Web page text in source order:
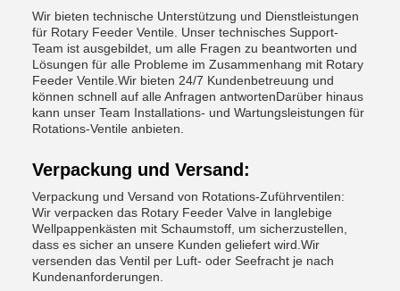
Wir bieten technische Unterstützung und Dienstleistungen
für Rotary Feeder Ventile. Unser technisches Support-
Team ist ausgebildet, um alle Fragen zu beantworten und
Lösungen für alle Probleme im Zusammenhang mit Rotary
Feeder Ventile.Wir bieten 24/7 Kundenbetreuung und
können schnell auf alle Anfragen antwortenDarüber hinaus
kann unser Team Installations- und Wartungsleistungen für
Rotations-Ventile anbieten.
Verpackung und Versand:
Verpackung und Versand von Rotations-Zuführventilen:
Wir verpacken das Rotary Feeder Valve in langlebige
Wellpappenkästen mit Schaumstoff, um sicherzustellen,
dass es sicher an unsere Kunden geliefert wird.Wir
versenden das Ventil per Luft- oder Seefracht je nach
Kundenanforderungen.